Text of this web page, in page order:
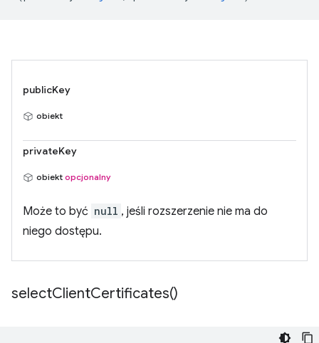
publicKey
obiekt
privateKey
obiekt opcjonalny
Może to być null , jeśli rozszerzenie nie ma do
niego dostępu.
selectClientCertificates()